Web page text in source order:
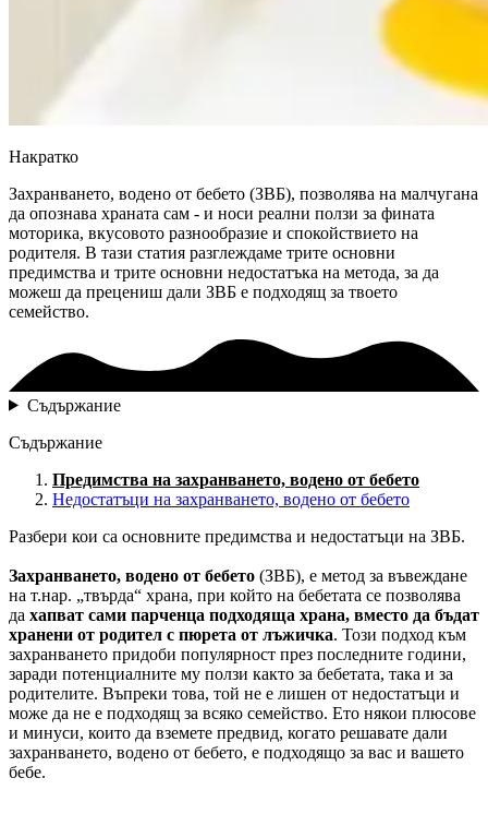
Накратко
Захранването, водено от бебето (ЗВБ), позволява на малчугана
да опознава храната сам - и носи реални ползи за фината
моторика, вкусовото разнообразие и спокойствието на
родителя. В тази статия разглеждаме трите основни
предимства и трите основни недостатъка на метода, за да
можеш да прецениш дали ЗВБ е подходящ за твоето
семейство.
Съдържание
Съдържание
Предимства на захранването, водено от бебето
Недостатъци на захранването, водено от бебето
Разбери кои са основните предимства и недостатъци на ЗВБ.
Захранването, водено от бебето (ЗВБ), е метод за въвеждане
на т.нар. „твърда“ храна, при който на бебетата се позволява
да хапват сами парченца подходяща храна, вместо да бъдат
хранени от родител с пюрета от лъжичка. Този подход към
захранването придоби популярност през последните години,
заради потенциалните му ползи както за бебетата, така и за
родителите. Въпреки това, той не е лишен от недостатъци и
може да не е подходящ за всяко семейство. Ето някои плюсове
и минуси, които да вземете предвид, когато решавате дали
захранването, водено от бебето, е подходящо за вас и вашето
бебе.